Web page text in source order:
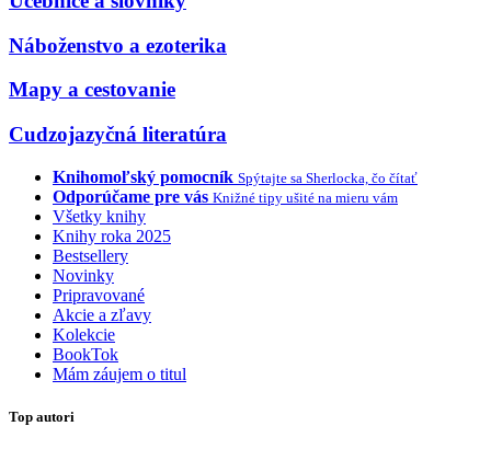
Náboženstvo a ezoterika
Mapy a cestovanie
Cudzojazyčná literatúra
Knihomoľský pomocník Spýtajte sa Sherlocka, čo čítať
Odporúčame pre vás Knižné tipy ušité na mieru vám
Všetky knihy
Knihy roka 2025
Bestsellery
Novinky
Pripravované
Akcie a zľavy
Kolekcie
BookTok
Mám záujem o titul
Top autori